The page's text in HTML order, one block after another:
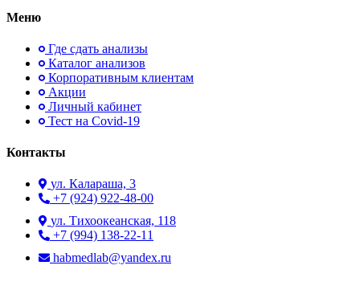
Меню
Где сдать анализы
Каталог анализов
Корпоративным клиентам
Акции
Личный кабинет
Тест на Covid-19
Контакты
ул. ​Калараша, 3
+7 (924) 922-48-00
ул. ​Тихоокеанская, 118
+7 (994) 138-22-11
habmedlab@yandex.ru